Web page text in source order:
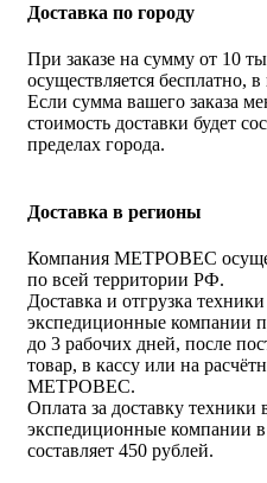
Доставка по городу
При заказе на сумму от 10
осуществляется бесплатно, в
Если сумма вашего заказа
стоимость доставки будет
пределах города.
Доставка в регионы
Компания МЕТРОВЕС
по всей территории РФ.
Доставка и отгрузка
экспедиционные компании
до 3 рабочих дней, после
товар, в кассу или на
МЕТРОВЕС.
Оплата за доставку техники
экспедиционные компании
составляет 450 рублей.